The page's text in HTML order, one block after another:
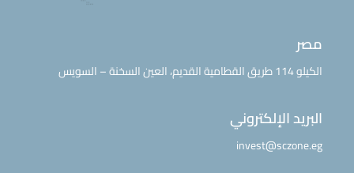
مصر
الكيلو 114 طريق القطامية القديم، العين السخنة – السويس
البريد الإلكتروني
invest@sczone.eg